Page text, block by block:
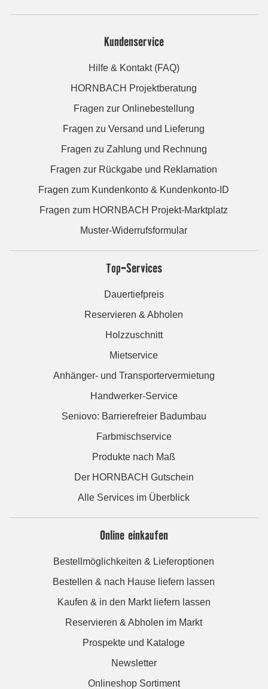
Kundenservice
Hilfe & Kontakt (FAQ)
HORNBACH Projektberatung
Fragen zur Onlinebestellung
Fragen zu Versand und Lieferung
Fragen zu Zahlung und Rechnung
Fragen zur Rückgabe und Reklamation
Fragen zum Kundenkonto & Kundenkonto-ID
Fragen zum HORNBACH Projekt-Marktplatz
Muster-Widerrufsformular
Top-Services
Dauertiefpreis
Reservieren & Abholen
Holzzuschnitt
Mietservice
Anhänger- und Transportervermietung
Handwerker-Service
Seniovo: Barrierefreier Badumbau
Farbmischservice
Produkte nach Maß
Der HORNBACH Gutschein
Alle Services im Überblick
Online einkaufen
Bestellmöglichkeiten & Lieferoptionen
Bestellen & nach Hause liefern lassen
Kaufen & in den Markt liefern lassen
Reservieren & Abholen im Markt
Prospekte und Kataloge
Newsletter
Onlineshop Sortiment